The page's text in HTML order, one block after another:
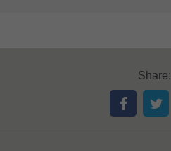
Share: